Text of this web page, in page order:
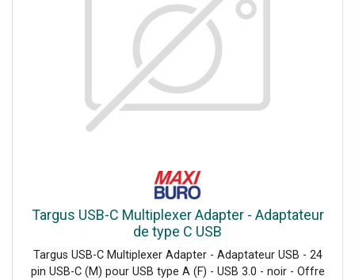
capable d'alimenter des équipements avec une puissance
élevée, ce qui est suffisant pour alimenter la grande
majorité des ordinateurs portables et tablettes actuels qui
sont équipés de la technologie USB-C Power Delivery.
<br/>Ceci est également valable pour ceux qui ont une
puissance plus élevée.<br/><br/>Grâce à une protection
contre les surtensions et à un courant d'alimentation
continu, l'utilisation de ce produit est sûre et il n'y a pas de
Targus USB-C Multiplexer Adapter - Adaptateur
de type C USB
Targus USB-C Multiplexer Adapter - Adaptateur USB - 24
pin USB-C (M) pour USB type A (F) - USB 3.0 - noir - Offre